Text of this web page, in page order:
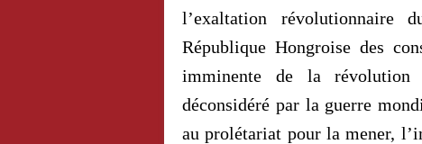
l’exaltation révolutionnaire
République Hongroise des
imminente de la
déconsidéré par la guerre
au prolétariat pour la mener,